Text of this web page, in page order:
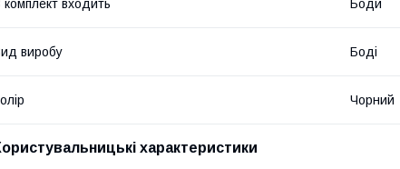
комплект входить Боди
виробу Боді
Чорний
характеристики